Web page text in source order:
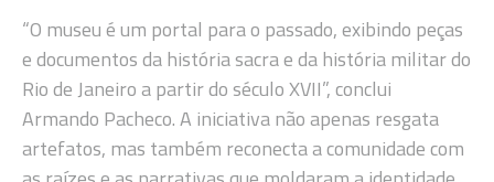
“O museu é um portal para o passado, exibindo peças
e documentos da história sacra e da história militar do
Rio de Janeiro a partir do século XVII”, conclui
Armando Pacheco. A iniciativa não apenas resgata
artefatos, mas também reconecta a comunidade com